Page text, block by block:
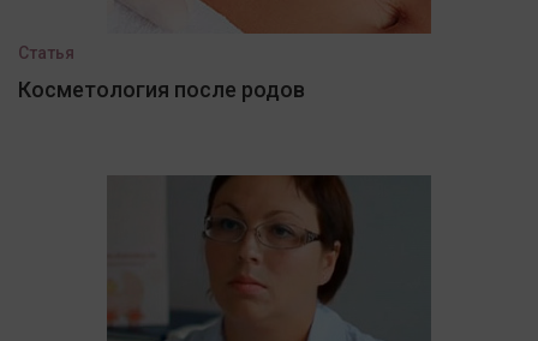
Статья
Косметология после родов